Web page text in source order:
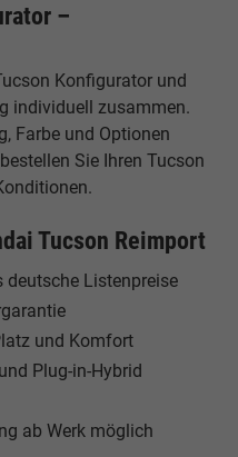
–
Konfigurator und
individuell zusammen.
Farbe und Optionen
Sie Ihren Tucson
Tucson Reimport
Listenpreise
und Komfort
Plug-in-Hybrid
ab Werk möglich